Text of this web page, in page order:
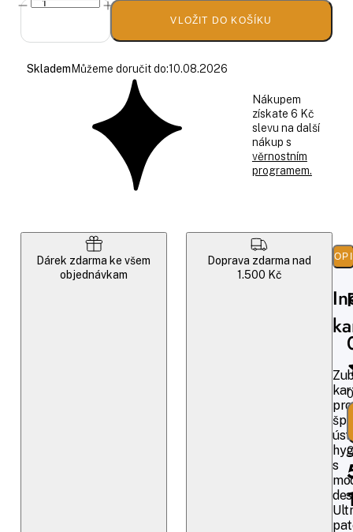
VLOŽIT DO KOŠÍKU
Skladem Můžeme doručit do:10.08.2026
Nákupem
získate 6 Kč
slevu na další
nákup s
věrnostním
programem.
Dárek zdarma ke všem
objednávkam
Doprava zdarma nad
1.500 Kč
s